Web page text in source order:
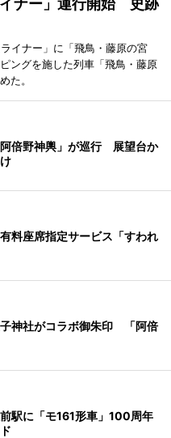
イナー」に「飛鳥・藤原の宮
ングを施した列車「飛鳥・藤原
た。
倍野神輿」が巡行 展望台か
料座席指定サービス「すわれ
神社がコラボ御朱印 「阿倍
駅に「モ161形車」100周年